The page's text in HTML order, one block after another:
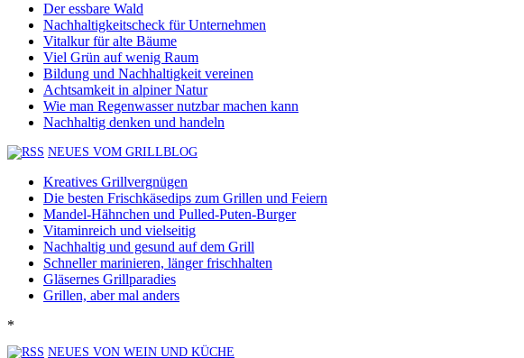
Der essbare Wald
Nachhaltigkeitscheck für Unternehmen
Vitalkur für alte Bäume
Viel Grün auf wenig Raum
Bildung und Nachhaltigkeit vereinen
Achtsamkeit in alpiner Natur
Wie man Regenwasser nutzbar machen kann
Nachhaltig denken und handeln
NEUES VOM GRILLBLOG
Kreatives Grillvergnügen
Die besten Frischkäsedips zum Grillen und Feiern
Mandel-Hähnchen und Pulled-Puten-Burger
Vitaminreich und vielseitig
Nachhaltig und gesund auf dem Grill
Schneller marinieren, länger frischhalten
Gläsernes Grillparadies
Grillen, aber mal anders
*
NEUES VON WEIN UND KÜCHE